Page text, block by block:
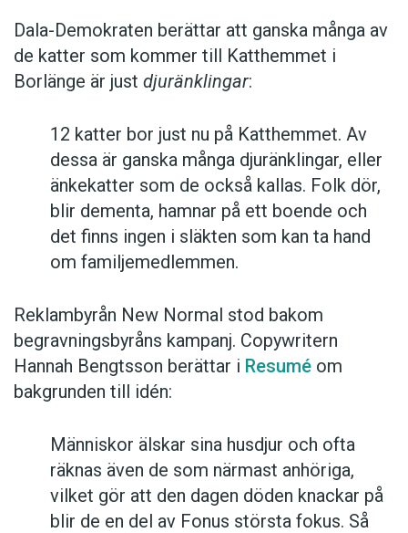
Dala-Demokraten berättar att ganska många av
de katter som kommer till Katthemmet i
Borlänge är just djuränklingar:
12 katter bor just nu på Katthemmet. Av
dessa är ganska många djuränklingar, eller
änkekatter som de också kallas. Folk dör,
blir dementa, hamnar på ett boende och
det finns ingen i släkten som kan ta hand
om familjemedlemmen.
Reklambyrån New Normal stod bakom
begravningsbyråns kampanj. Copywritern
Hannah Bengtsson berättar i Resumé om
bakgrunden till idén:
Människor älskar sina husdjur och ofta
räknas även de som närmast anhöriga,
vilket gör att den dagen döden knackar på
blir de en del av Fonus största fokus. Så